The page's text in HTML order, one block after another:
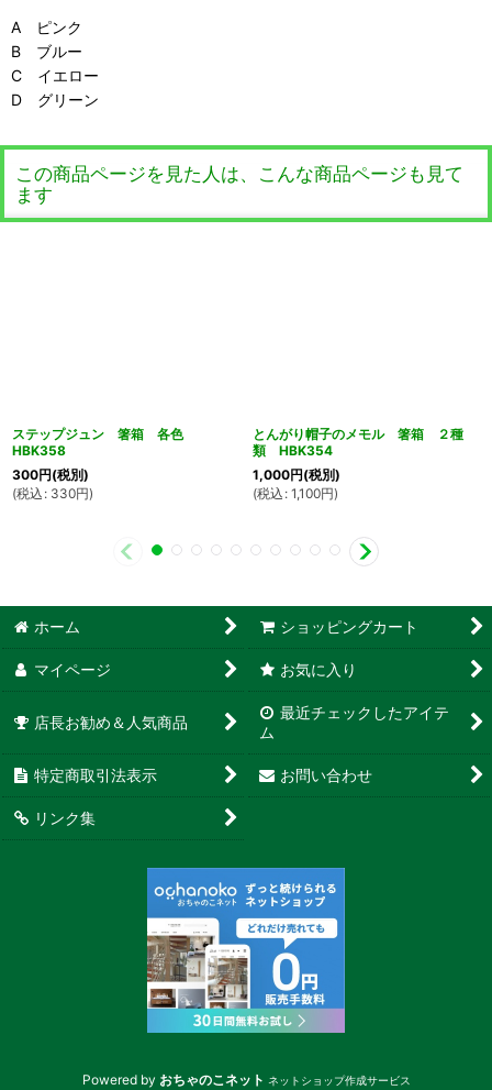
A ピンク
B ブルー
C イエロー
D グリーン
この商品ページを見た人は、こんな商品ページも見て
ます
ステップジュン 箸箱 各色
HBK358
300円(税別)
(税込 : 330円)
とんがり帽子のメモル 箸箱 ２種
類 HBK354
1,000円(税別)
(税込 : 1,100円)
ホーム ショッピングカート
マイページ お気に入り
店長お勧め＆人気商品
最近チェックしたアイテ
ム
特定商取引法表示 お問い合わせ
リンク集
Powered by おちゃのこネット ネットショップ作成サービス